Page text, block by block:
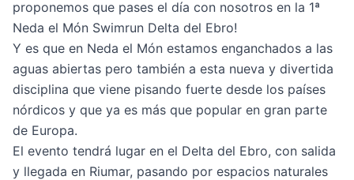
proponemos que pases el día con nosotros en la 1ª
Neda el Món Swimrun Delta del Ebro!
Y es que en Neda el Món estamos enganchados a las
aguas abiertas pero también a esta nueva y divertida
disciplina que viene pisando fuerte desde los países
nórdicos y que ya es más que popular en gran parte
de Europa.
El evento tendrá lugar en el Delta del Ebro, con salida
y llegada en Riumar, pasando por espacios naturales